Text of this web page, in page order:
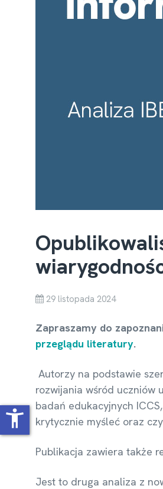
29 listopada 2024
Zapraszamy do
przeglądu literatury.
Autorzy na podstawie
rozwijania wśród uczniów
badań edukacyjnych
krytycznie myśleć oraz
Publikacja zawiera także
Jest to druga analiza z
accessibility_new